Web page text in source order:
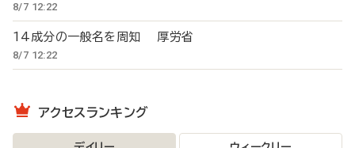
8/7 12:22
14成分の一般名を周知 厚労省
8/7 12:22
アクセスランキング